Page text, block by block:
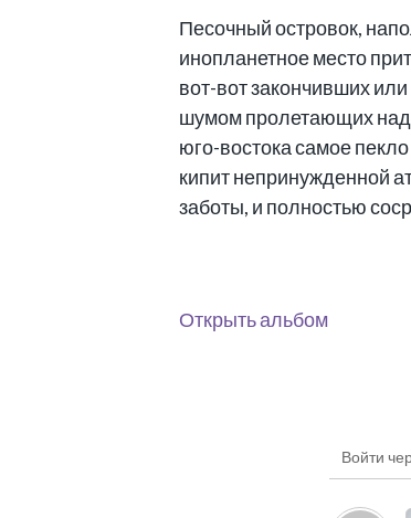
Песочный островок,
инопланетное место
вот-вот закончивших
шумом пролетающих над
юго-востока самое
кипит непринужденной
заботы, и полностью
Открыть альбом
Войти